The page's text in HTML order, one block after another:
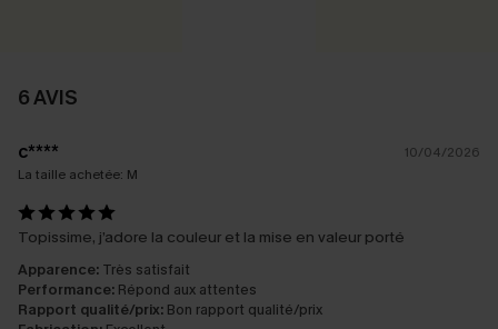
6 AVIS
c****
10/04/2026
La taille achetée: M
Topissime, j’adore la couleur et la mise en valeur porté
Apparence: Très satisfait
Performance: Répond aux attentes
Rapport qualité/prix: Bon rapport qualité/prix